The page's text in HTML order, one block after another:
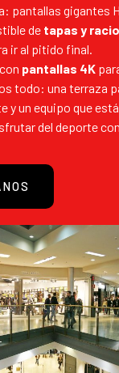
pantallas gigantes
de tapas y
ir al pitido final.
pantallas 4K
todo: una terraza
y un equipo que
del deporte